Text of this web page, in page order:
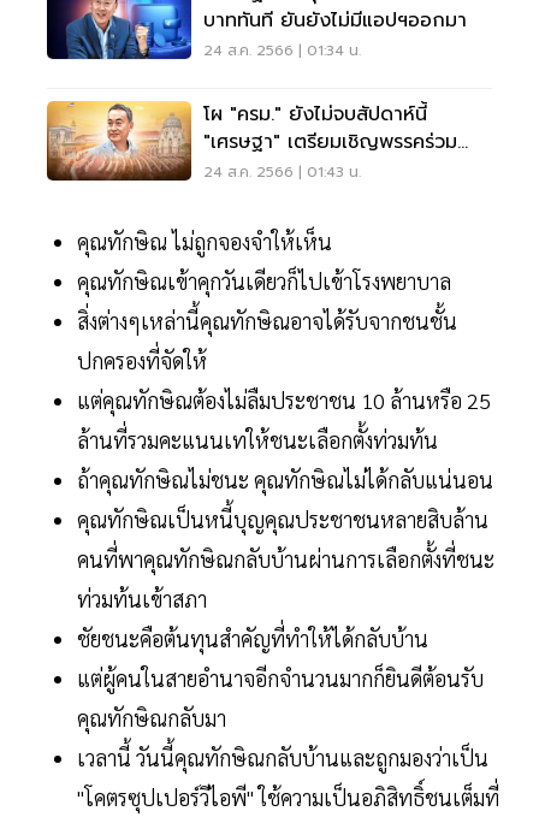
บาททันที ยันยังไม่มีแอปฯออกมา
24 ส.ค. 2566 | 01:34 น.
โผ "ครม." ยังไม่จบสัปดาห์นี้
"เศรษฐา" เตรียมเชิญพรรคร่วม
หารือ
24 ส.ค. 2566 | 01:43 น.
คุณทักษิณ ไม่ถูกจองจำให้เห็น
คุณทักษิณเข้าคุกวันเดียวก็ไปเข้าโรงพยาบาล
สิ่งต่างๆเหล่านี้คุณทักษิณอาจได้รับจากชนชั้น
ปกครองที่จัดให้
แต่คุณทักษิณต้องไม่ลืมประชาชน 10 ล้านหรือ 25
ล้านที่รวมคะแนนเทให้ชนะเลือกตั้งท่วมท้น
ถ้าคุณทักษิณไม่ชนะ คุณทักษิณไม่ได้กลับแน่นอน
คุณทักษิณเป็นหนี้บุญคุณประชาชนหลายสิบล้าน
คนที่พาคุณทักษิณกลับบ้านผ่านการเลือกตั้งที่ชนะ
ท่วมท้นเข้าสภา
ชัยชนะคือต้นทุนสำคัญที่ทำให้ได้กลับบ้าน
แต่ผู้คนในสายอำนาจอีกจำนวนมากก็ยินดีต้อนรับ
คุณทักษิณกลับมา
เวลานี้ วันนี้คุณทักษิณกลับบ้านและถูกมองว่าเป็น
"โคตรซุปเปอร์วีไอพี" ใช้ความเป็นอภิสิทธิ์ชนเต็มที่